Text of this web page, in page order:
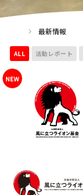
最新情報
ALL 活動レポート